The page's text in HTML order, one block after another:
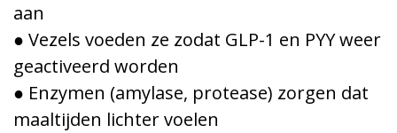
aan
● Vezels voeden ze zodat GLP-1 en PYY weer
geactiveerd worden
● Enzymen (amylase, protease) zorgen dat
maaltijden lichter voelen